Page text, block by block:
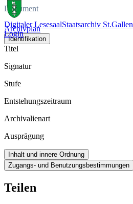
Digitaler LesesaalStaatsarchiv St.Gallen
Login
Dokument
Archivplan
Identifikation
Titel
Signatur
Stufe
Entstehungszeitraum
Archivalienart
Ausprägung
Inhalt und innere Ordnung
Zugangs- und Benutzungsbestimmungen
Teilen